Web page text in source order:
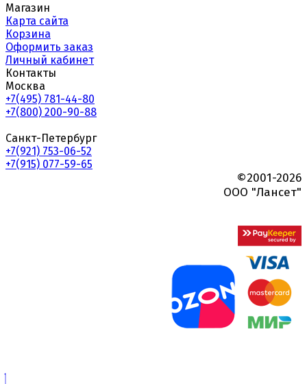
Магазин
Карта сайта
Корзина
Оформить заказ
Личный кабинет
Контакты
Москва
+7(495) 781-44-80
+7(800) 200-90-88
Санкт-Петербург
+7(921) 753-06-52
+7(915) 077-59-65
©2001-2026
ООО "Лансет"